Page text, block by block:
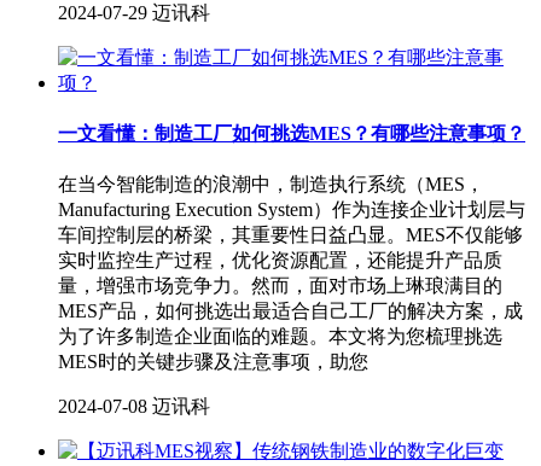
2024-07-29 迈讯科
一文看懂：制造工厂如何挑选MES？有哪些注意事项？
在当今智能制造的浪潮中，制造执行系统（MES，
Manufacturing Execution System）作为连接企业计划层与
车间控制层的桥梁，其重要性日益凸显。MES不仅能够
实时监控生产过程，优化资源配置，还能提升产品质
量，增强市场竞争力。然而，面对市场上琳琅满目的
MES产品，如何挑选出最适合自己工厂的解决方案，成
为了许多制造企业面临的难题。本文将为您梳理挑选
MES时的关键步骤及注意事项，助您
2024-07-08 迈讯科